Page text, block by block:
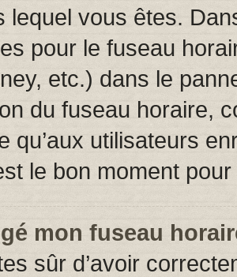
lequel vous êtes.
pour le fuseau
etc.) dans le
du fuseau horaire,
qu’aux utilisateurs
le bon moment
mon fuseau
sûr d’avoir